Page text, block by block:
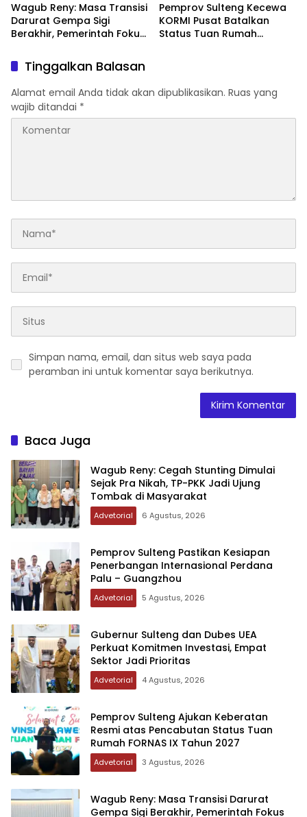
Wagub Reny: Masa Transisi
Darurat Gempa Sigi
Berakhir, Pemerintah Fokus
Pemprov Sulteng Kecewa
KORMI Pusat Batalkan
Status Tuan Rumah
Tinggalkan Balasan
Alamat email Anda tidak akan dipublikasikan. Ruas yang
wajib ditandai *
Simpan nama, email, dan situs web saya pada
peramban ini untuk komentar saya berikutnya.
Baca Juga
Wagub Reny: Cegah Stunting Dimulai
Sejak Pra Nikah, TP-PKK Jadi Ujung
Tombak di Masyarakat
Advetorial 6 Agustus, 2026
Pemprov Sulteng Pastikan Kesiapan
Penerbangan Internasional Perdana
Palu – Guangzhou
Advetorial 5 Agustus, 2026
Gubernur Sulteng dan Dubes UEA
Perkuat Komitmen Investasi, Empat
Sektor Jadi Prioritas
Advetorial 4 Agustus, 2026
Pemprov Sulteng Ajukan Keberatan
Resmi atas Pencabutan Status Tuan
Rumah FORNAS IX Tahun 2027
Advetorial 3 Agustus, 2026
Wagub Reny: Masa Transisi Darurat
Gempa Sigi Berakhir, Pemerintah Fokus